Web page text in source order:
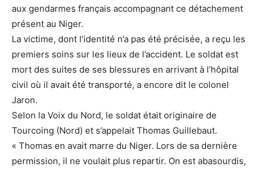
aux gendarmes français accompagnant ce détachement
présent au Niger.
La victime, dont l’identité n’a pas été précisée, a reçu les
premiers soins sur les lieux de l’accident. Le soldat est
mort des suites de ses blessures en arrivant à l’hôpital
civil où il avait été transporté, a encore dit le colonel
Jaron.
Selon la Voix du Nord, le soldat était originaire de
Tourcoing (Nord) et s’appelait Thomas Guillebaut.
« Thomas en avait marre du Niger. Lors de sa dernière
permission, il ne voulait plus repartir. On est abasourdis,